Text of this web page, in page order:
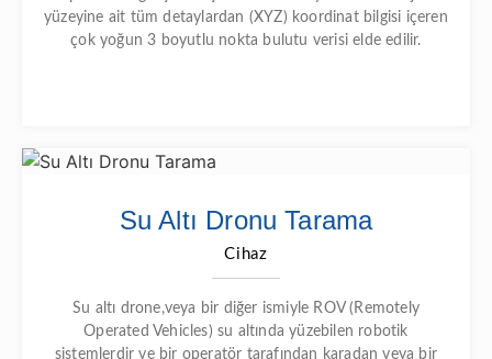
yüzeyine ait tüm detaylardan (XYZ) koordinat bilgisi içeren
çok yoğun 3 boyutlu nokta bulutu verisi elde edilir.
Su Altı Dronu Tarama
Cihaz
Su altı drone,veya bir diğer ismiyle ROV (Remotely
Operated Vehicles) su altında yüzebilen robotik
sistemlerdir ve bir operatör tarafından karadan veya bir